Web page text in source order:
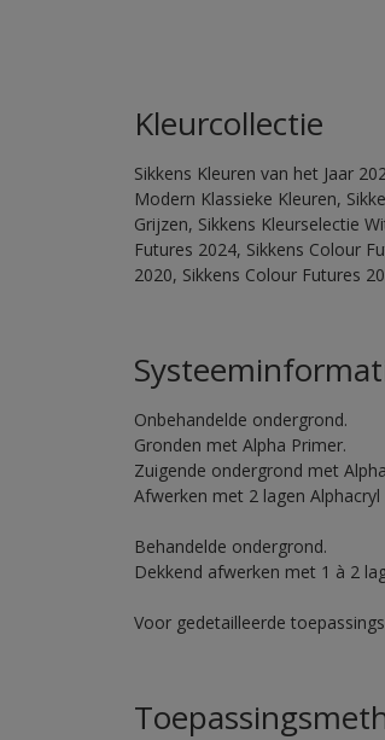
Kleurcollectie
Sikkens Kleuren van het Jaar
Modern Klassieke Kleuren,
Grijzen, Sikkens Kleurselectie
Futures 2024, Sikkens Colour
2020, Sikkens Colour Futures
Onbehandelde ondergrond.
Gronden met Alpha Primer.
Zuigende ondergrond met
Afwerken met 2 lagen Alphacryl
Behandelde ondergrond.
Dekkend afwerken met 1 à 2
Voor gedetailleerde